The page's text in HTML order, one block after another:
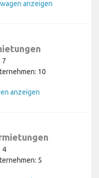
anzeigen
7
10
anzeigen
4
5